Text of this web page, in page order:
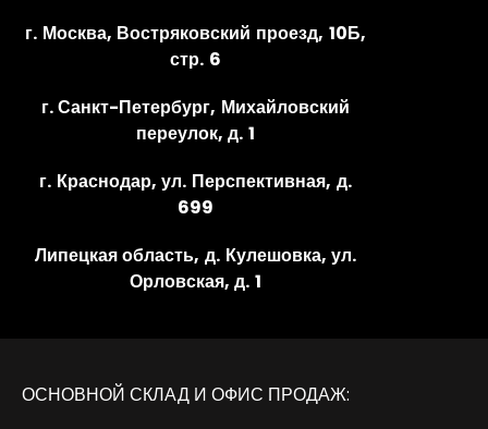
г. Москва, Востряковский проезд, 10Б,
стр. 6
г. Санкт-Петербург, Михайловский
переулок, д. 1
г. Краснодар, ул. Перспективная, д.
699
Липецкая область, д. Кулешовка, ул.
Орловская, д. 1
ОСНОВНОЙ СКЛАД И ОФИС ПРОДАЖ: